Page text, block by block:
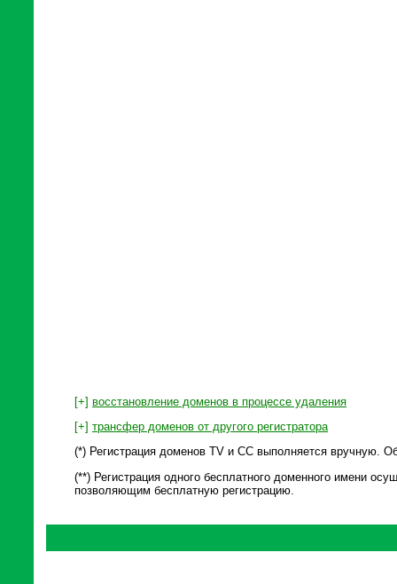
[+] восстановление доменов в процессе удаления
[+] трансфер доменов от другого регистратора
(*) Регистрация доменов TV и СС выполняется вручную.
(**) Регистрация одного бесплатного доменного имени
позволяющим бесплатную регистрацию.